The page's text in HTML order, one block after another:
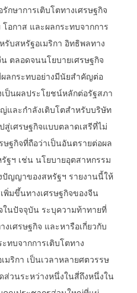
กษาการเติบโตทางเศรษฐกิจ
อกาส และผลกระทบจากการ
รับสหรัฐอเมริกา อิทธิพลทาง
ตลอดจนนโยบายเศรษฐกิจ
ลกระทบอย่างมีนัยสำคัญต่อ
ป็นผลประโยชน์หลักต่อรัฐสภา
และกำลังเติบโตสำหรับบริษัท
เศรษฐกิจแบบตลาดเสรีที่ไม่
ฐกิจที่ถือว่าเป็นอันตรายต่อผล
ฐฯ เช่น นโยบายอุตสาหกรรม
ปัญญาของสหรัฐฯ รายงานนี้ให้
พิ่มขึ้นทางเศรษฐกิจของจีน
ในปัจจุบัน ระบุความท้าทายที่
เศรษฐกิจ และหารือเกี่ยวกับ
ทบจากการเติบโตทาง
มริกา เป็นเวลาหลายศตวรรษ
วนระหว่างหนึ่งในสี่ถึงหนึ่งใน